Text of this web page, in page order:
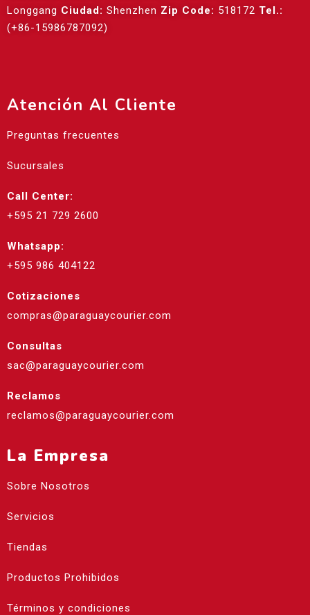
Longgang Ciudad: Shenzhen Zip Code: 518172 Tel.:
(+86-15986787092)
Atención Al Cliente
Preguntas frecuentes
Sucursales
Call Center:
+595 21 729 2600
Whatsapp:
+595 986 404122
Cotizaciones
compras@paraguaycourier.com
Consultas
sac@paraguaycourier.com
Reclamos
reclamos@paraguaycourier.com
La Empresa
Sobre Nosotros
Servicios
Tiendas
Productos Prohibidos
Términos y condiciones